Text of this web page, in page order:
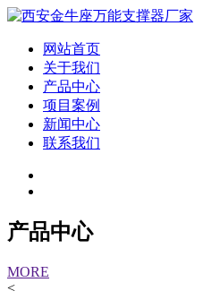
网站首页
关于我们
产品中心
项目案例
新闻中心
联系我们
产品中心
MORE
<